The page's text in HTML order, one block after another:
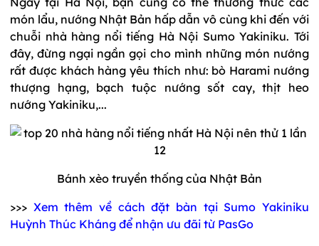
món lẩu, nướng Nhật Bản hấp dẫn vô cùng khi đến với
chuỗi nhà hàng nổi tiếng Hà Nội Sumo Yakiniku. Tới
đây, đừng ngại ngần gọi cho mình những món nướng
rất được khách hàng yêu thích như: bò Harami nướng
thượng hạng, bạch tuộc nướng sốt cay, thịt heo
nướng Yakiniku,...
Bánh xèo truyền thống của Nhật Bản
>>> Xem thêm về cách đặt bàn tại Sumo Yakiniku
Huỳnh Thúc Kháng để nhận ưu đãi từ PasGo